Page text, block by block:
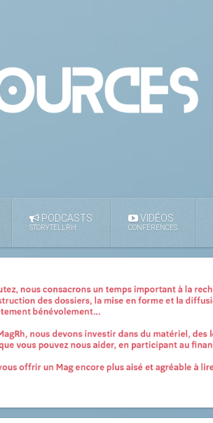
PODCASTS
STORYTELLRH
VIDÉOS
CONFÉRENCES